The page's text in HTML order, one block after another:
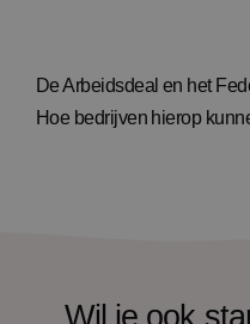
De Arbeidsdeal en het
Hoe bedrijven hierop
Wil je ook